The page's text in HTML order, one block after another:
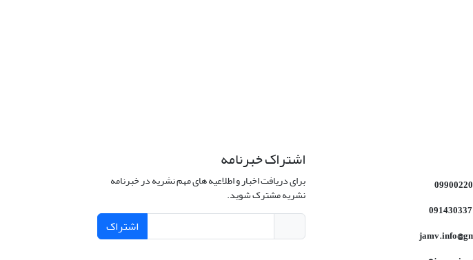
اشتراک خبرنامه
برای دریافت اخبار و اطلاعیه های مهم نشریه در خبرنامه
نشریه مشترک شوید.
اشتراک